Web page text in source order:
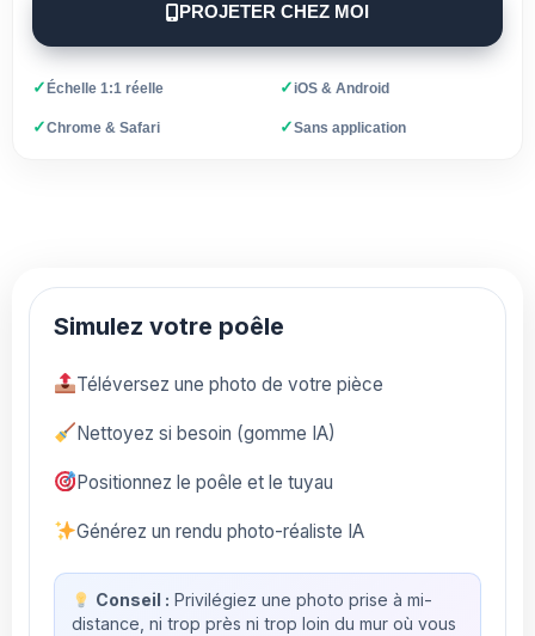
PROJETER CHEZ MOI
✓Échelle 1:1 réelle ✓iOS & Android
✓Chrome & Safari ✓Sans application
Simulez votre poêle
Téléversez une photo de votre pièce
Nettoyez si besoin (gomme IA)
Positionnez le poêle et le tuyau
Générez un rendu photo-réaliste IA
Conseil : Privilégiez une photo prise à mi-
distance, ni trop près ni trop loin du mur où vous